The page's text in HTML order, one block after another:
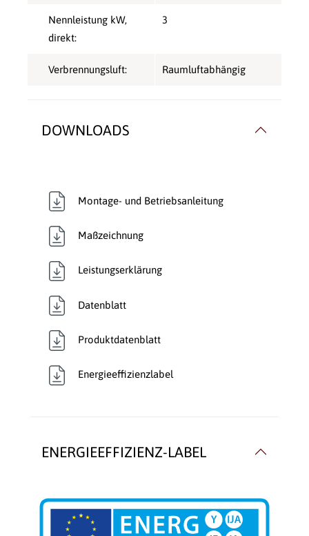
Nennleistung kW,
direkt:
3
Verbrennungsluft: Raumluftabhängig
DOWNLOADS
Montage- und Betriebsanleitung
Maßzeichnung
Leistungserklärung
Datenblatt
Produktdatenblatt
Energieeffizienzlabel
ENERGIEEFFIZIENZ-LABEL